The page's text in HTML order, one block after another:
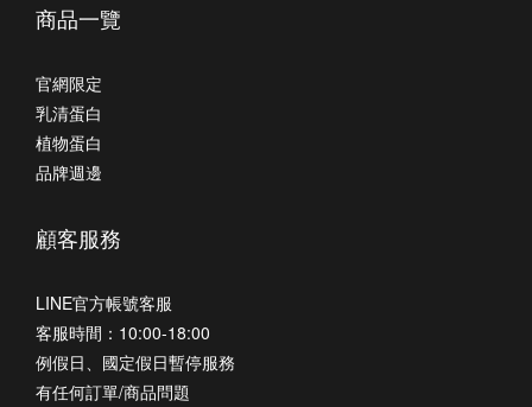
商品一覽
官網限定
乳清蛋白
植物蛋白
品牌週邊
顧客服務
LINE官方帳號客服
客服時間：10:00-18:00
例假日、國定假日暫停服務
有任何訂單/商品問題